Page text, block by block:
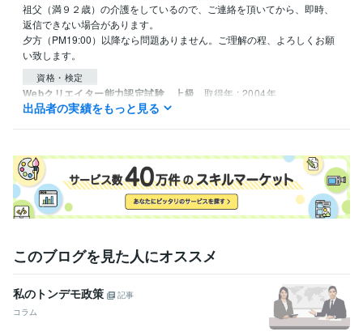
祖父（満９２歳）の介護をしているので、ご連絡を頂いてから、即時、
返信できない場合があります。
夕方（PM19:00）以降なら問題ありません。ご理解の程、よろしくお願
い致します。
資格・検定
Webクリエイター能力認定試験 上級 取得年 : 2004年
PowerPointプレゼンテーション技能認定試験 上級
Excel表計算処理技能認定試験 3級 取得年 : 2003年
シスアド技術者能力認定試験 3級 取得年 : 2003年
J検 情報処理活用能力検定3級 取得年 : 2003年
普通自動車第一種運転免許（AT限定） 取得年 : 2018年
住まい・美容・生活相談
【介護相談】１０年以上がんばっています
【ダイエット相談】むずかしい話はしません
相談
ライフスタイル
出品者の実績をもっと見る
このブログを見た人にオススメ
私のトンデモ政策
記事
コラム